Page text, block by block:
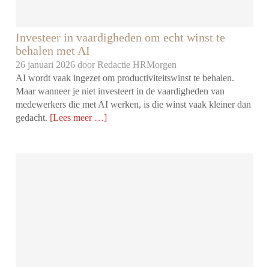
Investeer in vaardigheden om echt winst te
behalen met AI
26 januari 2026 doorRedactie HRMorgen
AI wordt vaak ingezet om productiviteitswinst te behalen.
Maar wanneer je niet investeert in de vaardigheden van
medewerkers die met AI werken, is die winst vaak kleiner dan
gedacht. [Lees meer …]